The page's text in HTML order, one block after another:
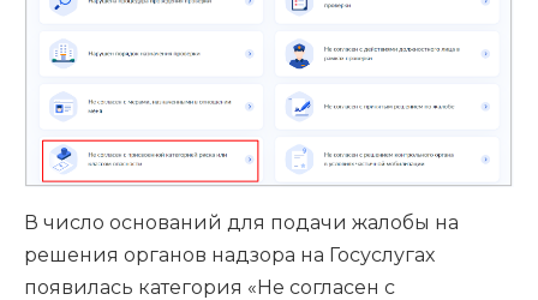
В число оснований для подачи жалобы на
решения органов надзора на Госуслугах
появилась категория «Не согласен с